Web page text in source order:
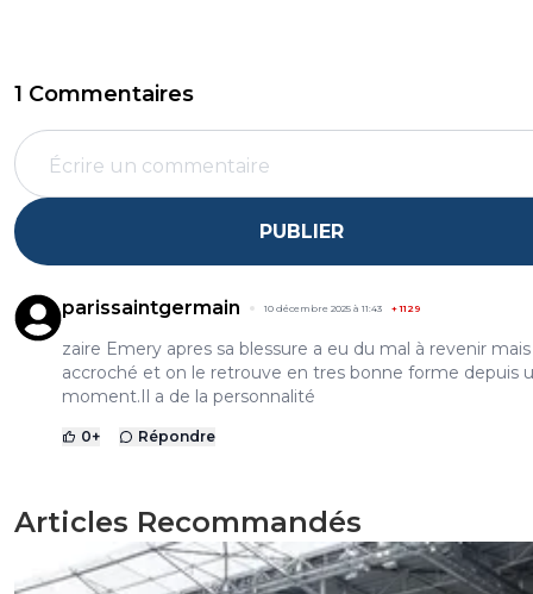
1 Commentaires
PUBLIER
parissaintgermain 10 décembre 2025 à 11:43 +1129
zaire Emery apres sa blessure a eu du mal à revenir
accroché et on le retrouve en tres bonne forme depuis
moment.Il a de la personnalité
0+ Répondre
Articles Recommandés